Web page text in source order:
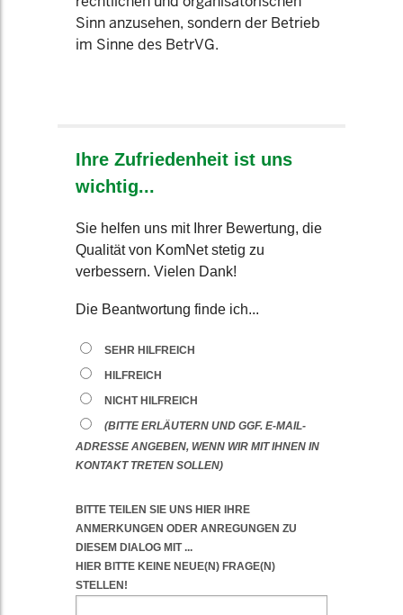
Sinn anzusehen, sondern der Betrieb
im Sinne des BetrVG.